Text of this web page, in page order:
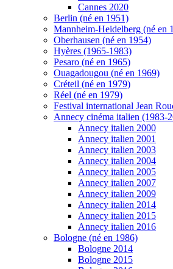
Cannes 2020
Berlin (né en 1951)
Mannheim-Heidelberg (né en
Oberhausen (né en 1954)
Hyères (1965-1983)
Pesaro (né en 1965)
Ouagadougou (né en 1969)
Créteil (né en 1979)
Réel (né en 1979)
Festival international Jean
Annecy cinéma italien (1983-
Annecy italien 2000
Annecy italien 2001
Annecy italien 2003
Annecy italien 2004
Annecy italien 2005
Annecy italien 2007
Annecy italien 2009
Annecy italien 2014
Annecy italien 2015
Annecy italien 2016
Bologne (né en 1986)
Bologne 2014
Bologne 2015